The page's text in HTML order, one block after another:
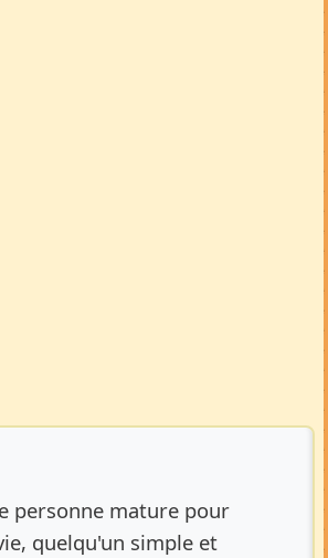
de l’annonce
personne mature pour
quelqu'un simple et